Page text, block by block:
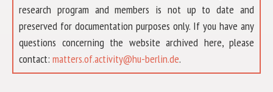
research program and members is not up to date and
preserved for documentation purposes only. If you have any
questions concerning the website archived here, please
contact: matters.of.activity@hu-berlin.de.
ÜBER UNS